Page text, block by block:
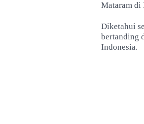
Mataram di
Diketahui
bertanding
Indonesia.